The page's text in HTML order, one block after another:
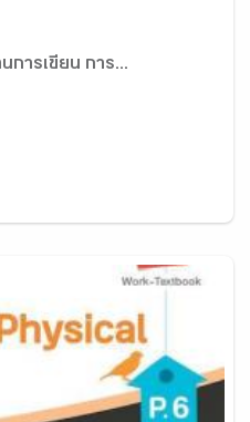
การเขียน การ...